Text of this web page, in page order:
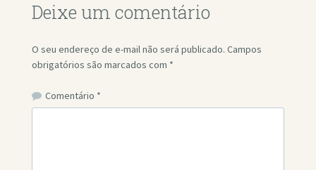
Deixe um comentário
O seu endereço de e-mail não será publicado. Campos
obrigatórios são marcados com *
Comentário *